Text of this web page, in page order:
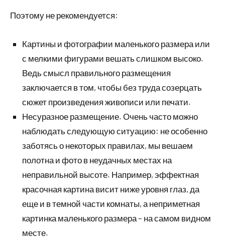
Поэтому не рекомендуется:
Картины и фотографии маленького размера или
с мелкими фигурами вешать слишком высоко.
Ведь смысл правильного размещения
заключается в том, чтобы без труда созерцать
сюжет произведения живописи или печати.
Несуразное размещение. Очень часто можно
наблюдать следующую ситуацию: не особенно
заботясь о некоторых правилах, мы вешаем
полотна и фото в неудачных местах на
неправильной высоте. Например, эффектная
красочная картина висит ниже уровня глаз, да
еще и в темной части комнаты, а неприметная
картинка маленького размера – на самом видном
месте.